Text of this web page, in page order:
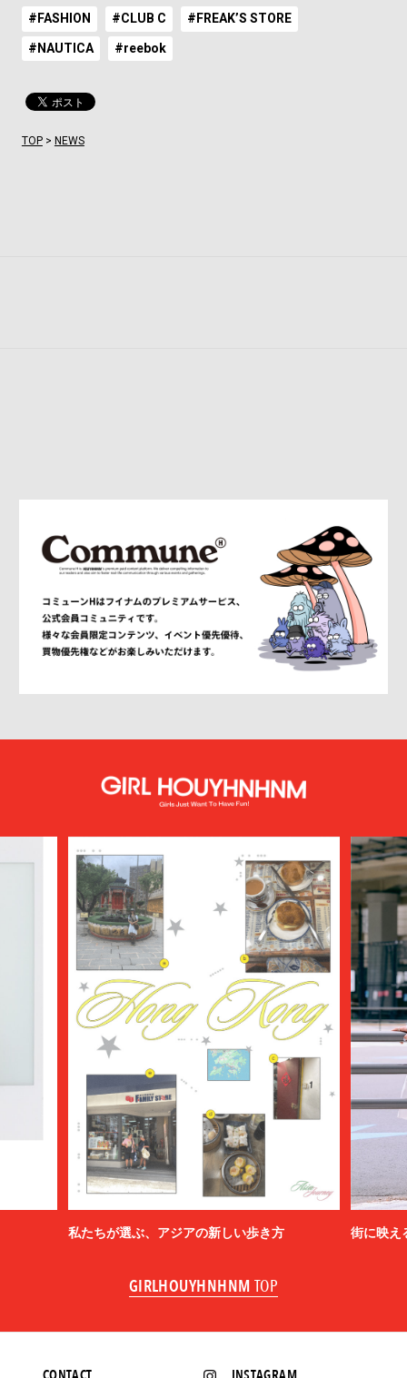
#FASHION #CLUB C #FREAK’S STORE
#NAUTICA #reebok
TOP> NEWS
私たちが選ぶ、アジアの新しい歩き方 街に映え
GIRLHOUYHNHNM TOP